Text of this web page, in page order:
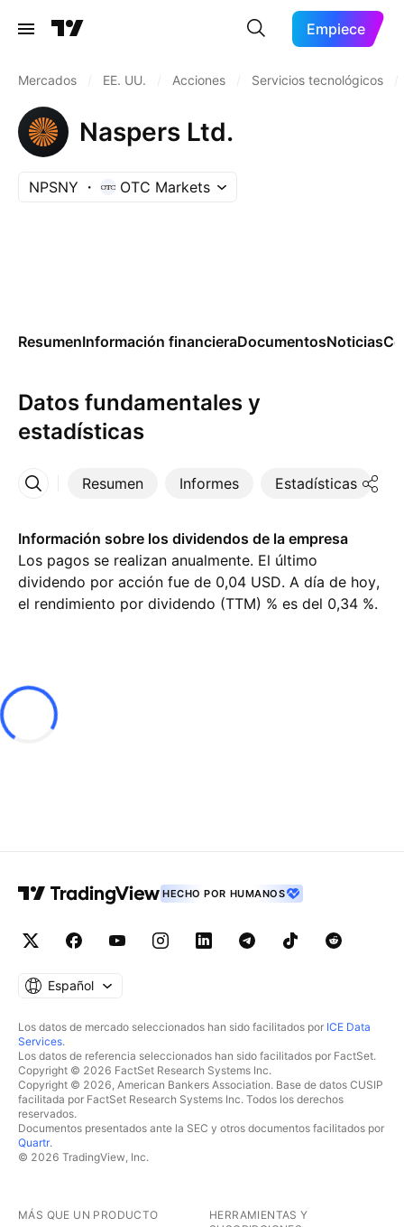
Empiece
Mercados EE. UU. Acciones Servicios tecnológicos
Naspers Ltd.
NPSNY OTC Markets
ResumenInformación financieraDocumentosNoticias
Datos fundamentales y
estadísticas
Resumen Informes Estadísticas
Más
Información sobre los dividendos de la empresa
Los pagos se realizan anualmente. El último
dividendo por acción fue de 0,04 USD. A día de hoy,
el rendimiento por dividendo (TTM) % es del 0,34 %.
HECHO POR HUMANOS
Español
Los datos de mercado seleccionados han sido facilitados por ICE Data
Services.
Los datos de referencia seleccionados han sido facilitados por FactSet.
Copyright © 2026 FactSet Research Systems Inc.
Copyright © 2026, American Bankers Association. Base de datos CUSIP
facilitada por FactSet Research Systems Inc. Todos los derechos
reservados.
Documentos presentados ante la SEC y otros documentos facilitados por
Quartr.
© 2026 TradingView, Inc.
MÁS QUE UN PRODUCTO
HERRAMIENTAS Y